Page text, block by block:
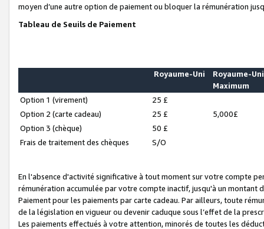
moyen d’une autre option de paiement ou bloquer la rémunération
Tableau de Seuils de Paiement
Royaume-Uni
Royaume-Uni
Maximum
Option 1 (virement)
25 £
Option 2 (carte cadeau)
25 £
5,000£
Option 3 (chèque)
50 £
Frais de traitement des chèques
S/O
En l'absence d'activité significative à tout moment sur votre compte
rémunération accumulée par votre compte inactif, jusqu'à un montant
Paiement pour les paiements par carte cadeau. Par ailleurs, toute
de la législation en vigueur ou devenir caduque sous l’effet de la
Les paiements effectués à votre attention, minorés de toutes les